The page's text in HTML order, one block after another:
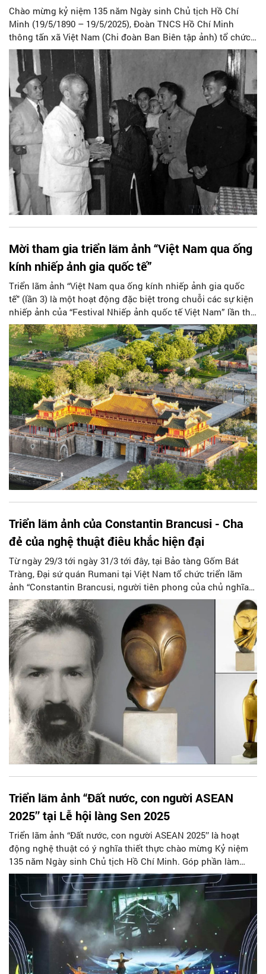
Chào mừng kỷ niệm 135 năm Ngày sinh Chủ tịch Hồ Chí
Minh (19/5/1890 – 19/5/2025), Đoàn TNCS Hồ Chí Minh
thông tấn xã Việt Nam (Chi đoàn Ban Biên tập ảnh) tổ chức
triển lãm ảnh trực tuyến với chủ đề “Đại đoàn kết - sức mạnh
từ nhân dân trong tư tưởng Hồ Chí Minh”.
Mời tham gia triển lãm ảnh “Việt Nam qua ống
kính nhiếp ảnh gia quốc tế”
Triển lãm ảnh “Việt Nam qua ống kính nhiếp ảnh gia quốc
tế" (lần 3) là một hoạt động đặc biệt trong chuỗi các sự kiện
nhiếp ảnh của “Festival Nhiếp ảnh quốc tế Việt Nam” lần thứ
ba - Huế 2025.
Triển lãm ảnh của Constantin Brancusi - Cha
đẻ của nghệ thuật điêu khắc hiện đại
Từ ngày 29/3 tới ngày 31/3 tới đây, tại Bảo tàng Gốm Bát
Tràng, Đại sứ quán Rumani tại Việt Nam tổ chức triển lãm
ảnh “Constantin Brancusi, người tiên phong của chủ nghĩa
hiện đại”.
Triển lãm ảnh “Đất nước, con người ASEAN
2025’’ tại Lễ hội làng Sen 2025
Triển lãm ảnh “Đất nước, con người ASEAN 2025’’ là hoạt
động nghệ thuật có ý nghĩa thiết thực chào mừng Kỷ niệm
135 năm Ngày sinh Chủ tịch Hồ Chí Minh. Góp phần làm
phong phú nội dung của Lễ hội Làng Sen tại Nghệ An; đồng
thời góp phần tăng cường giao lưu văn hóa trong khu vực.